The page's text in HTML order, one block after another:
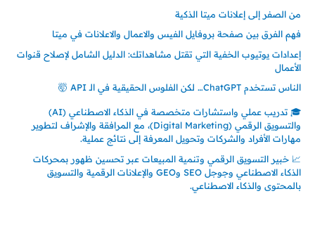
من الصفر إلى إعلانات ميتا الذكية
فهم الفرق بين صفحة بروفايل الفيس والاعمال والاعلانات في ميتا
إعدادات يوتيوب الخفية التي تقتل مشاهداتك: الدليل الشامل لإصلاح قنوات
الأعمال
الناس تستخدم ChatGPT… لكن الفلوس الحقيقية في الـ API 🤯
🎓 تدريب عملي واستشارات متخصصة في الذكاء الاصطناعي (AI)
والتسويق الرقمي (Digital Marketing)، مع المرافقة والإشراف لتطوير
مهارات الأفراد والشركات وتحويل المعرفة إلى نتائج عملية.
📈 خبير التسويق الرقمي وتنمية المبيعات عبر تحسين ظهور بمحركات
الذكاء الاصطناعي وجوجل SEO وGEO والإعلانات الرقمية والتسويق
بالمحتوى والذكاء الاصطناعي.